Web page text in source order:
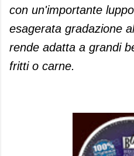
con un'importante
esagerata gradazione
rende adatta a grandi
fritti o carne.